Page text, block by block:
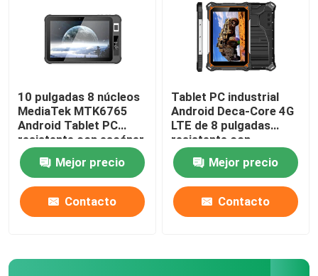
10 pulgadas 8 núcleos
MediaTek MTK6765
Android Tablet PC
resistente con escáner
de huellas dactilares
NFC
Mejor precio
Contacto
Tablet PC industrial
Android Deca-Core 4G
LTE de 8 pulgadas
resistente con
10000mAh IP68 Tablet
PC resistente al agua
Mejor precio
Contacto